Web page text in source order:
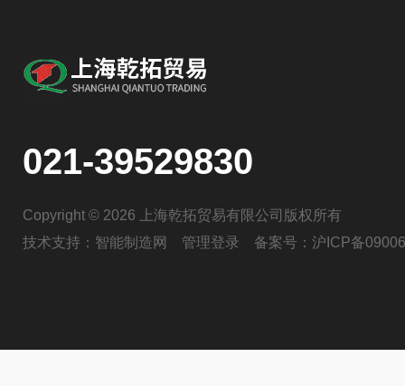
021-39529830
Copyright © 2026 上海乾拓贸易有限公司版权所有
技术支持： 智能制造网 管理登录 备案号： 沪ICP备